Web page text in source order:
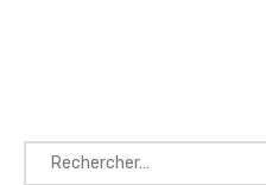
Rechercher :